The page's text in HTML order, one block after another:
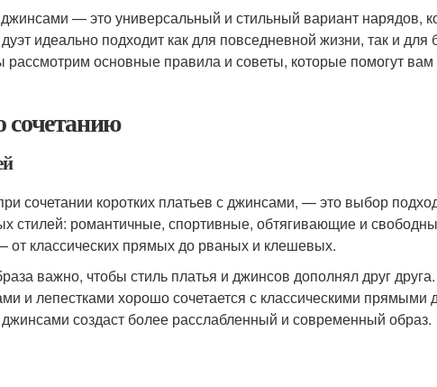
джинсами — это универсальный и стильный вариант нарядов,
идеально подходит как для повседневной жизни, так и
рассмотрим основные правила и советы, которые помогут вам
сочетанию
сочетании коротких платьев с джинсами, — это выбор
стилей: романтичные, спортивные, обтягивающие и
классических прямых до рваных и клешевых.
важно, чтобы стиль платья и джинсов дополнял друг
и лепестками хорошо сочетается с классическими прямыми
создаст более расслабленный и современный образ.